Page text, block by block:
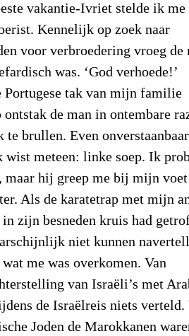
vakantie-Ivriet stelde ik me
Kennelijk op zoek naar
voor verbroedering vroeg de
was. ‘God verhoede!’
Portugese tak van mijn familie
de man in ontembare
te brullen. Even
wist meteen: linke soep. Ik
maar hij greep me bij mijn
Als de karatetrap met mijn
zijn besneden kruis had
niet kunnen
me was overkomen. Van
van Israëli’s met
de Israëlreis niets
Joden de Marokkanen